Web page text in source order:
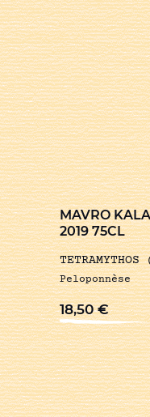
MAVRO
2019 75CL
Peloponnèse
18,50€